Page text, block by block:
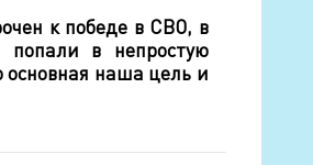
к победе в СВО, в
попали в непростую
основная наша цель и